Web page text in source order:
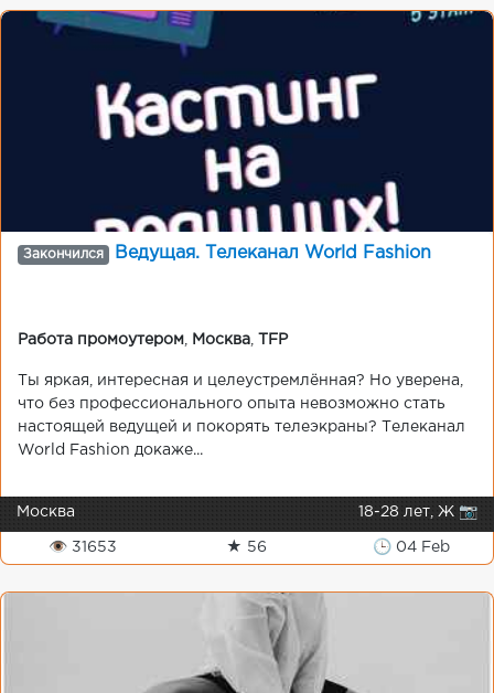
Закончился Ведущая. Телеканал World Fashion
Работа промоутером Москва TFP
Ты яркая, интересная и целеустремлённая? Но уверена,
что без профессионального опыта невозможно стать
настоящей ведущей и покорять телеэкраны? Телеканал
World Fashion докаже...
Москва 18-28 лет, Ж 📷
👁 31653 ★ 56 🕒 04 Feb